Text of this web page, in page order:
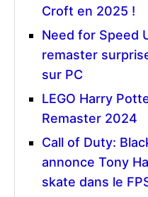
Croft en 2025 !
Need for Speed
remaster
sur PC
LEGO Harry
Remaster 2024
Call of Duty:
annonce Tony
skate dans le